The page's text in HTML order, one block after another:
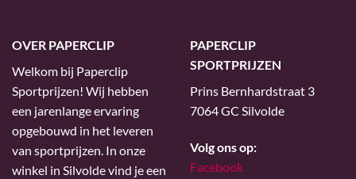
OVER PAPERCLIP
Welkom bij Paperclip
Sportprijzen! Wij hebben
een jarenlange ervaring
opgebouwd in het leveren
van sportprijzen. In onze
winkel in Silvolde vind je een
PAPERCLIP
SPORTPRIJZEN
Prins Bernhardstraat 3
7064 GC Silvolde
Volg ons op:
Facebook